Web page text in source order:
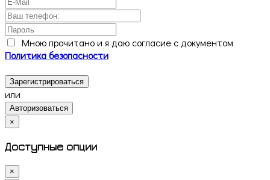
Мною прочитано и я даю согласие с документом
Политика безопасности
Зарегистрироваться
или
Авторизоваться
×
Доступные опции
×